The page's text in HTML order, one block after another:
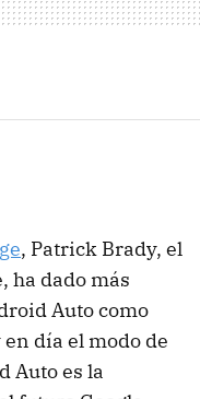
, Patrick Brady, el
ha dado más
Auto como
día el modo de
Auto es la